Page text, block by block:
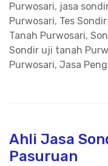
Purwosari, jasa
Purwosari, Tes
Tanah Purwosari,
Sondir uji tanah
Purwosari, Jasa
Ahli Jasa
Pasuruan